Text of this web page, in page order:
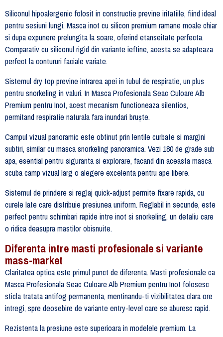
Siliconul hipoalergenic folosit in constructie previne iritatiile, fiind ideal
pentru sesiuni lungi. Masca inot cu silicon premium ramane moale chiar
si dupa expunere prelungita la soare, oferind etanseitate perfecta.
Comparativ cu siliconul rigid din variante ieftine, acesta se adapteaza
perfect la contururi faciale variate.
Sistemul dry top previne intrarea apei in tubul de respiratie, un plus
pentru snorkeling in valuri. In Masca Profesionala Seac Culoare Alb
Premium pentru Inot, acest mecanism functioneaza silentios,
permitand respiratie naturala fara inundari bruște.
Campul vizual panoramic este obtinut prin lentile curbate si margini
subtiri, similar cu masca snorkeling panoramica. Vezi 180 de grade sub
apa, esential pentru siguranta si explorare, facand din aceasta masca
scuba camp vizual larg o alegere excelenta pentru ape libere.
Sistemul de prindere si reglaj quick-adjust permite fixare rapida, cu
curele late care distribuie presiunea uniform. Reglabil in secunde, este
perfect pentru schimbari rapide intre inot si snorkeling, un detaliu care
o ridica deasupra mastilor obisnuite.
Diferenta intre masti profesionale si variante
mass-market
Claritatea optica este primul punct de diferenta. Masti profesionale ca
Masca Profesionala Seac Culoare Alb Premium pentru Inot folosesc
sticla tratata antifog permanenta, mentinandu-ti vizibilitatea clara ore
intregi, spre deosebire de variante entry-level care se aburesc rapid.
Rezistenta la presiune este superioara in modelele premium. La